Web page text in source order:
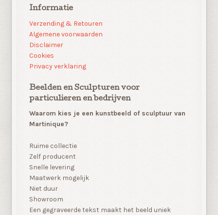
Informatie
Verzending & Retouren
Algemene voorwaarden
Disclaimer
Cookies
Privacy verklaring
Beelden en Sculpturen voor
particulieren en bedrijven
Waarom kies je een kunstbeeld of sculptuur van
Martinique?
Ruime collectie
Zelf producent
Snelle levering
Maatwerk mogelijk
Niet duur
Showroom
Een gegraveerde tekst maakt het beeld uniek